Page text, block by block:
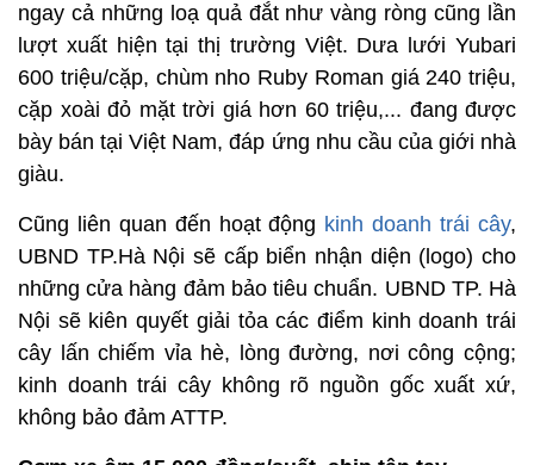
ngay cả những loạ quả đắt như vàng ròng cũng lần
lượt xuất hiện tại thị trường Việt. Dưa lưới Yubari
600 triệu/cặp, chùm nho Ruby Roman giá 240 triệu,
cặp xoài đỏ mặt trời giá hơn 60 triệu,... đang được
bày bán tại Việt Nam, đáp ứng nhu cầu của giới nhà
giàu.
Cũng liên quan đến hoạt động kinh doanh trái cây,
UBND TP.Hà Nội sẽ cấp biển nhận diện (logo) cho
những cửa hàng đảm bảo tiêu chuẩn. UBND TP. Hà
Nội sẽ kiên quyết giải tỏa các điểm kinh doanh trái
cây lấn chiếm vỉa hè, lòng đường, nơi công cộng;
kinh doanh trái cây không rõ nguồn gốc xuất xứ,
không bảo đảm ATTP.